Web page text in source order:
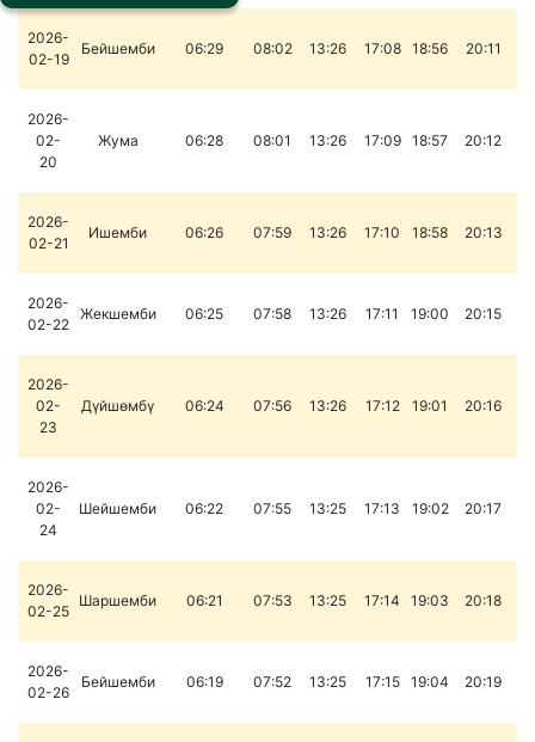
2026-
02-19
Бейшемби 06:29 08:02 13:26 17:08 18:56 20:11
2026-
02-
20
Жума 06:28 08:01 13:26 17:09 18:57 20:12
2026-
02-21
Ишемби 06:26 07:59 13:26 17:10 18:58 20:13
2026-
02-22
Жекшемби 06:25 07:58 13:26 17:11 19:00 20:15
2026-
02-
23
Дүйшөмбү 06:24 07:56 13:26 17:12 19:01 20:16
2026-
02-
24
Шейшемби 06:22 07:55 13:25 17:13 19:02 20:17
2026-
02-25
Шаршемби 06:21 07:53 13:25 17:14 19:03 20:18
2026-
02-26
Бейшемби 06:19 07:52 13:25 17:15 19:04 20:19